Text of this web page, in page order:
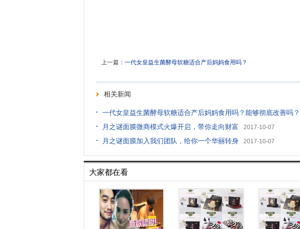
上一篇： 一代女皇益生菌酵母软糖适合产后妈妈食用吗？
相关新闻
一代女皇益生菌酵母软糖适合产后妈妈食用吗？能够彻底改善吗？
月之谜面膜微商模式火爆开启，带你走向财富 2017-10-07
月之谜面膜加入我们团队，给你一个华丽转身 2017-10-07
大家都在看